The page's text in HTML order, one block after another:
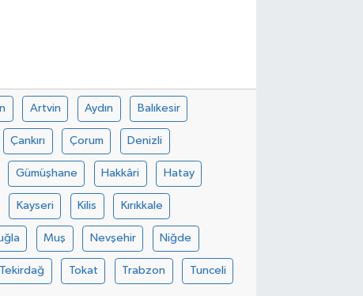
Artvin Aydın Balıkesir
Çankırı Çorum Denizli
Gümüşhane Hakkâri Hatay
Kayseri Kilis Kırıkkale
Muş Nevşehir Niğde
Tekirdağ Tokat Trabzon Tunceli